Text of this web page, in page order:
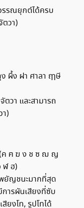
รรณยุกต์ได้ครบ
ตวา)
ผึ้ง ฝา ศาลา ฤๅษี
ตวา และสามารถ
า)
ค ฅ ฆ ง ช ซ ฌ ญ
ฬ ฮ)
ยัญชนะมากที่สุด
ารผันเสียงที่ซับ
ยงโท, รูปโทได้